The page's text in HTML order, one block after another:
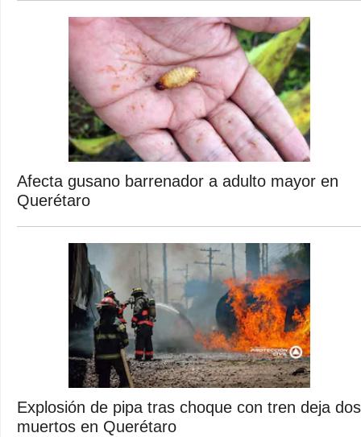
Afecta gusano barrenador a adulto mayor en
Querétaro
Explosión de pipa tras choque con tren deja dos
muertos en Querétaro